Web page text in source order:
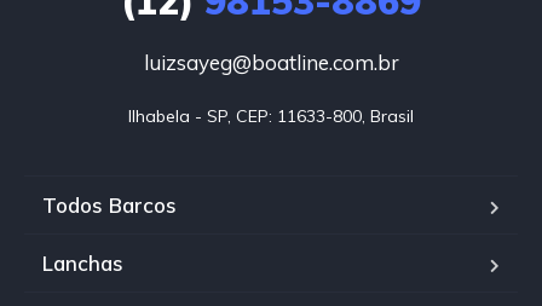
luizsayeg@boatline.com.br
Ilhabela - SP, CEP: 11633-800, Brasil
Todos Barcos
Lanchas